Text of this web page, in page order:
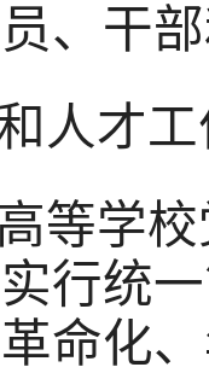
、干
人才
等学
行统
命化